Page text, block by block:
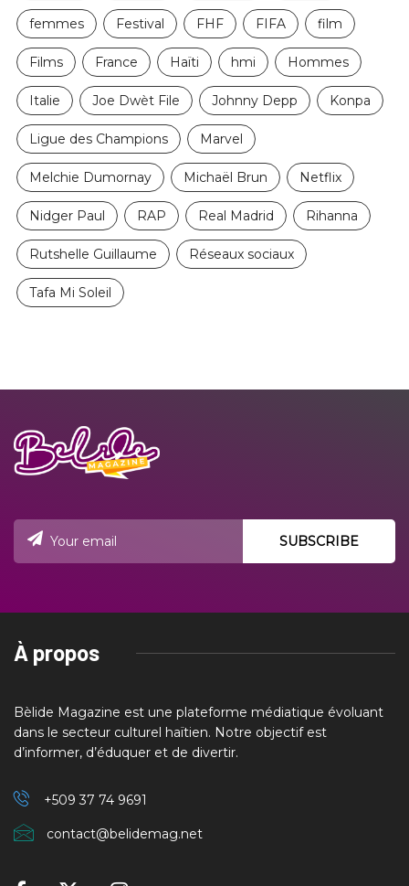
femmes Festival FHF FIFA film
Films France Haïti hmi Hommes
Italie Joe Dwèt File Johnny Depp Konpa
Ligue des Champions Marvel
Melchie Dumornay Michaël Brun Netflix
Nidger Paul RAP Real Madrid Rihanna
Rutshelle Guillaume Réseaux sociaux
Tafa Mi Soleil
À propos
Bèlide Magazine est une plateforme médiatique évoluant
dans le secteur culturel haïtien. Notre objectif est
d’informer, d’éduquer et de divertir.
+509 37 74 9691
contact@belidemag.net